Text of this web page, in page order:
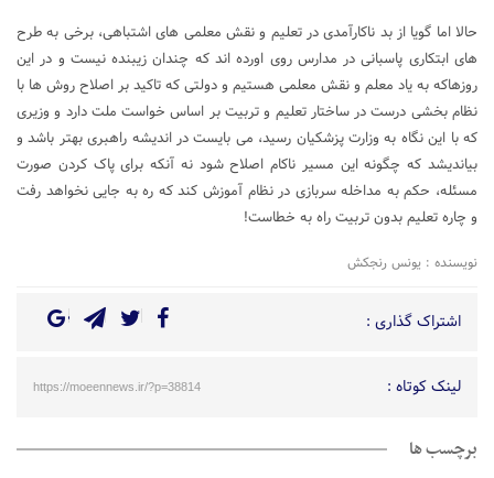
حالا اما گویا از بد ناکارآمدی در تعلیم و نقش معلمی های اشتباهی، برخی به طرح
های ابتکاری پاسبانی در مدارس روی اورده اند که چندان زیبنده نیست و در این
روزهاکه به یاد معلم و نقش معلمی هستیم و دولتی که تاکید بر اصلاح روش ها با
نظام بخشی درست در ساختار تعلیم و تربیت بر اساس خواست ملت دارد و وزیری
که با این نگاه به وزارت پزشکیان رسید، می بایست در اندیشه راهبری بهتر باشد و
بیاندیشد که چگونه این مسیر ناکام اصلاح شود نه آنکه برای پاک کردن صورت
مسئله، حکم به مداخله سربازی در نظام آموزش کند که ره به جایی نخواهد رفت
و چاره تعلیم بدون تربیت راه به خطاست!
نویسنده : یونس رنجکش
اشتراک گذاری :
لینک کوتاه : https://moeennews.ir/?p=38814
برچسب ها